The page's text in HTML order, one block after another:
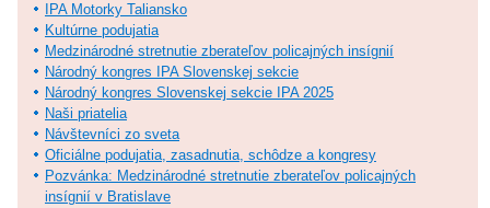
IPA Motorky Taliansko
Kultúrne podujatia
Medzinárodné stretnutie zberateľov policajných insígnií
Národný kongres IPA Slovenskej sekcie
Národný kongres Slovenskej sekcie IPA 2025
Naši priatelia
Návštevníci zo sveta
Oficiálne podujatia, zasadnutia, schôdze a kongresy
Pozvánka: Medzinárodné stretnutie zberateľov policajných
insígnií v Bratislave